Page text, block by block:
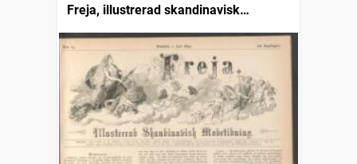
Freja, illustrerad skandinavisk
modetidning